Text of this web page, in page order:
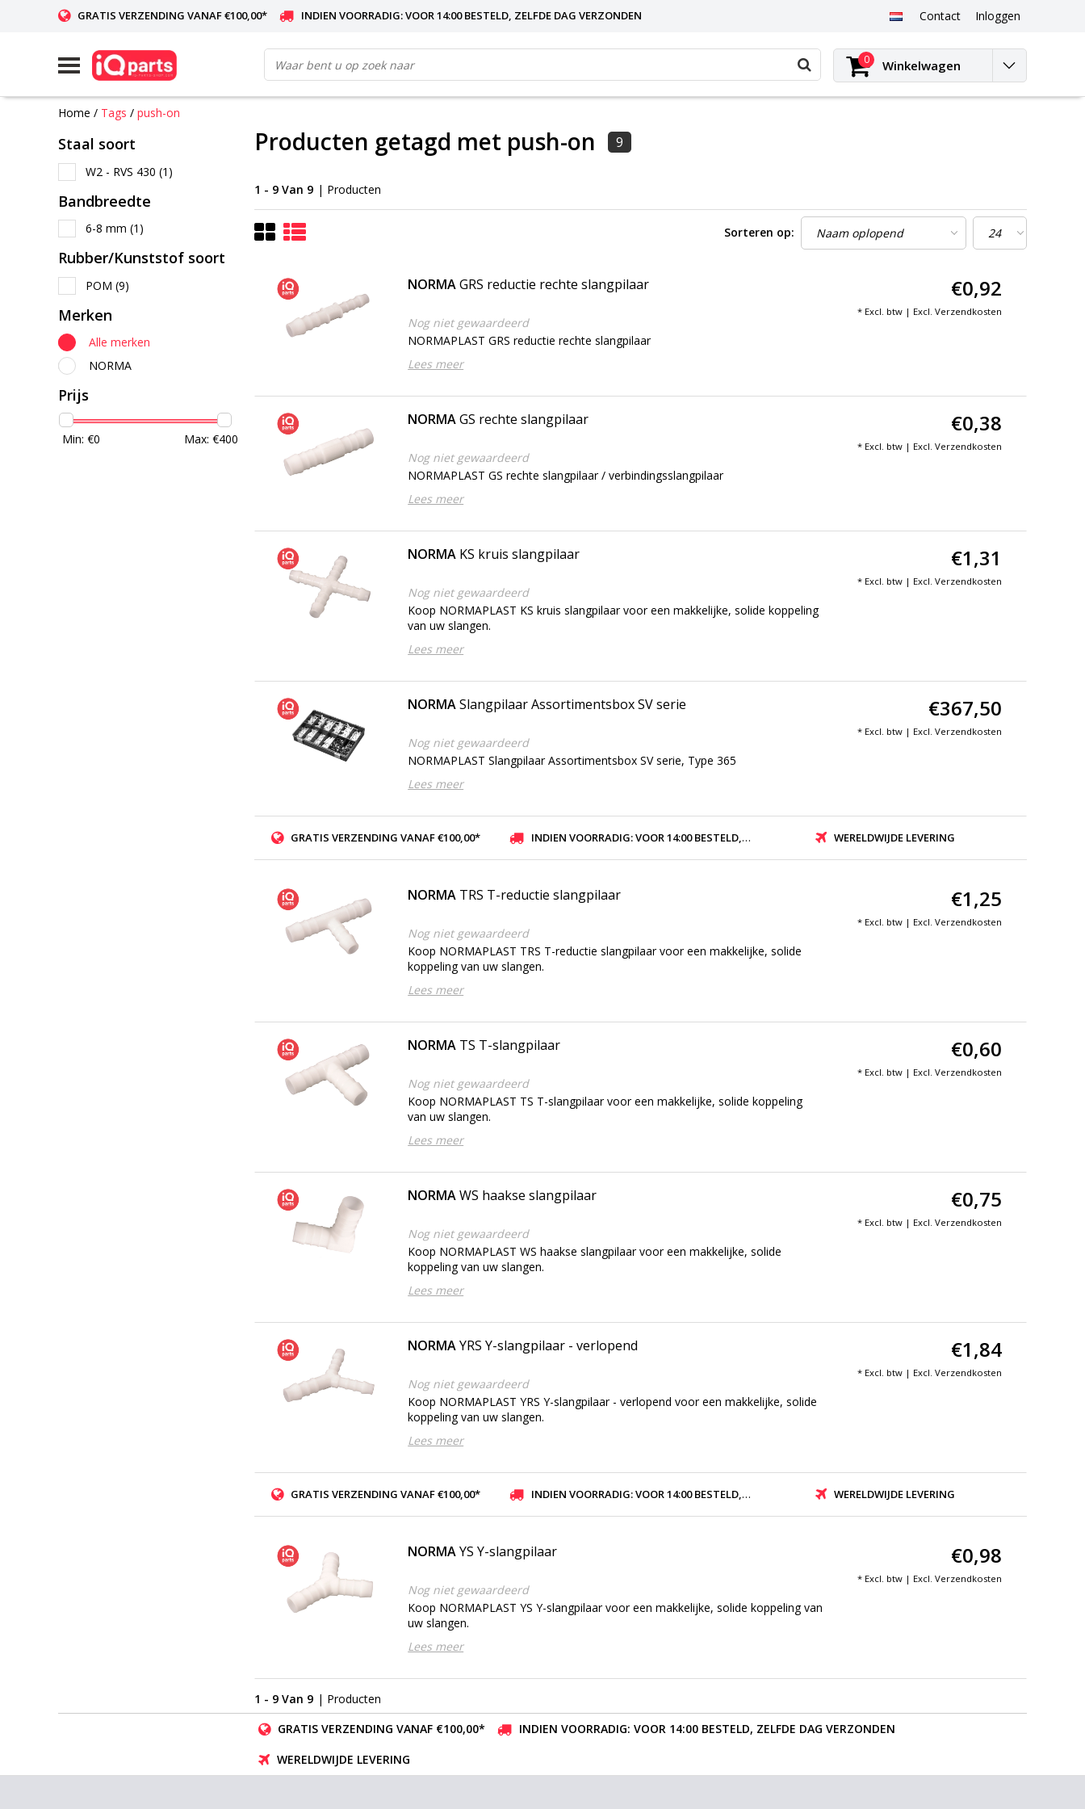
GRATIS VERZENDING VANAF €100,00* INDIEN VOORRADIG: VOOR 14:00 BESTELD, ZELFDE DAG VERZONDEN Contact Inloggen
0 Winkelwagen
Home / Tags / push-on
Staal soort
W2 - RVS 430 (1)
Bandbreedte
6-8 mm (1)
Rubber/Kunststof soort
POM (9)
Merken
Alle merken
NORMA
Prijs
Min: €0 Max: €400
Producten getagd met push-on 9
1 - 9 Van 9 | Producten
Sorteren op:
NORMAGRS reductie rechte slangpilaar
Nog niet gewaardeerd
NORMAPLAST GRS reductie rechte slangpilaar
Lees meer
€0,92
* Excl. btw | Excl. Verzendkosten
NORMAGS rechte slangpilaar
Nog niet gewaardeerd
NORMAPLAST GS rechte slangpilaar / verbindingsslangpilaar
Lees meer
€0,38
* Excl. btw | Excl. Verzendkosten
NORMA KS kruis slangpilaar
Nog niet gewaardeerd
Koop NORMAPLAST KS kruis slangpilaar voor een makkelijke, solide koppeling
van uw slangen.
Lees meer
€1,31
* Excl. btw | Excl. Verzendkosten
NORMASlangpilaar Assortimentsbox SV serie
Nog niet gewaardeerd
NORMAPLAST Slangpilaar Assortimentsbox SV serie, Type 365
Lees meer
€367,50
* Excl. btw | Excl. Verzendkosten
GRATIS VERZENDING VANAF €100,00* INDIEN VOORRADIG: VOOR 14:00 BESTELD, ZELFDE DAG VERZONDEN WERELDWIJDE LEVERING
NORMA TRS T-reductie slangpilaar
Nog niet gewaardeerd
Koop NORMAPLAST TRS T-reductie slangpilaar voor een makkelijke, solide
koppeling van uw slangen.
Lees meer
€1,25
* Excl. btw | Excl. Verzendkosten
NORMA TS T-slangpilaar
Nog niet gewaardeerd
Koop NORMAPLAST TS T-slangpilaar voor een makkelijke, solide koppeling
van uw slangen.
Lees meer
€0,60
* Excl. btw | Excl. Verzendkosten
NORMAWS haakse slangpilaar
Nog niet gewaardeerd
Koop NORMAPLAST WS haakse slangpilaar voor een makkelijke, solide
koppeling van uw slangen.
Lees meer
€0,75
* Excl. btw | Excl. Verzendkosten
NORMAYRS Y-slangpilaar - verlopend
Nog niet gewaardeerd
Koop NORMAPLAST YRS Y-slangpilaar - verlopend voor een makkelijke, solide
koppeling van uw slangen.
Lees meer
€1,84
* Excl. btw | Excl. Verzendkosten
GRATIS VERZENDING VANAF €100,00* INDIEN VOORRADIG: VOOR 14:00 BESTELD, ZELFDE DAG VERZONDEN WERELDWIJDE LEVERING
NORMAYS Y-slangpilaar
Nog niet gewaardeerd
Koop NORMAPLAST YS Y-slangpilaar voor een makkelijke, solide koppeling van
uw slangen.
Lees meer
€0,98
* Excl. btw | Excl. Verzendkosten
1 - 9 Van 9 | Producten
GRATIS VERZENDING VANAF €100,00*
INDIEN VOORRADIG: VOOR 14:00 BESTELD, ZELFDE DAG VERZONDEN
WERELDWIJDE LEVERING